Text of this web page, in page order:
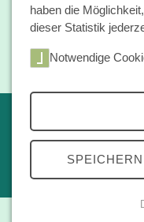
Home
Bücher / E-
Themen
kleine reihe
Open Access
haben die
dieser Statistik
Notwendige
SPEICHERN